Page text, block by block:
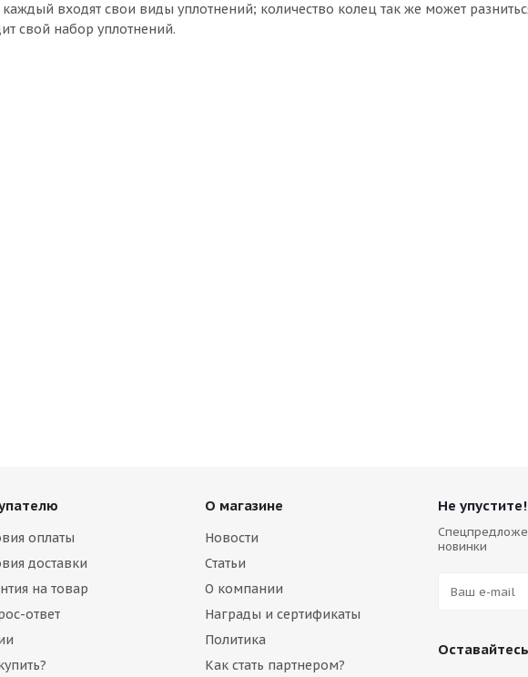
входят свои виды уплотнений; количество колец так же может
свой набор уплотнений.
Hyundai 31L4-01760
оплаты
доставки
на товар
ответ
О магазине
Новости
Статьи
О компании
Награды и сертификаты
Политика
Как стать партнером?
Не упустите!
новинки